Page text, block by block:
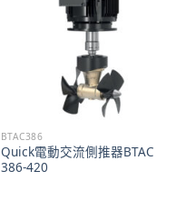
BTAC386
Quick電動交流側推器BTAC
386-420